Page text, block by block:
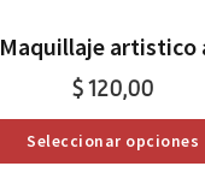
Maquillaje artistico
$120,00
Seleccionar opciones